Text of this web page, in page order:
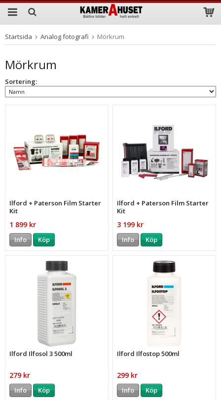
Produkten har blivit tillagd i varukorgen
Startsida Analog fotografi Mörkrum
Mörkrum
Sortering:
Ilford + Paterson Film Starter
Kit
1 899 kr
Info Köp
Ilford + Paterson Film Starter
Kit
3 199 kr
Info Köp
Ilford Ilfosol 3 500ml
279 kr
Info Köp
Ilford Ilfostop 500ml
299 kr
Info Köp